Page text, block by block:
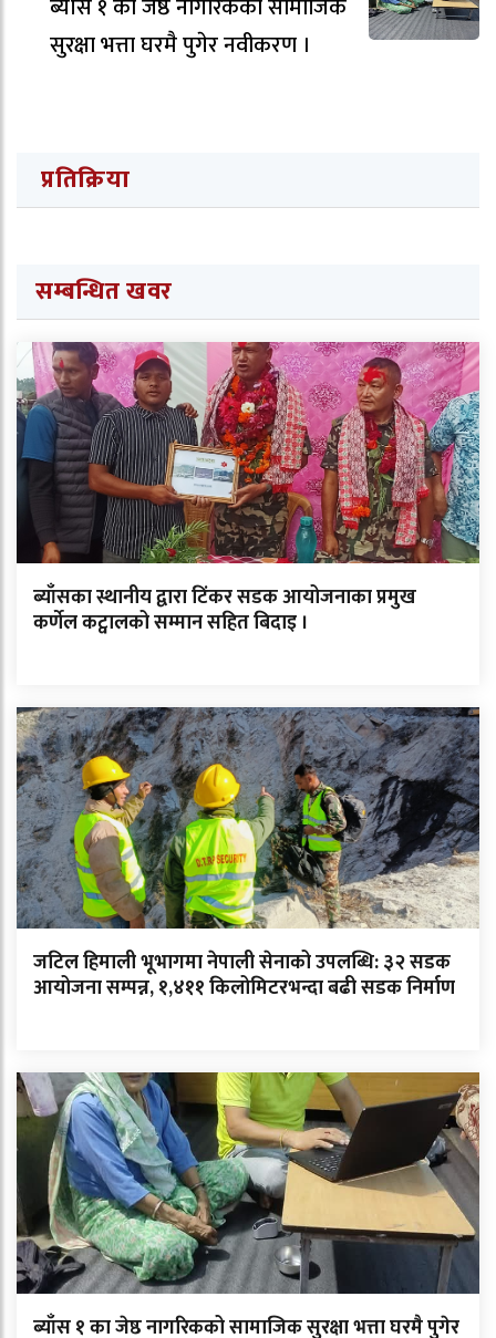
ब्याँस १ का जेष्ठ नागरिकको सामाजिक
सुरक्षा भत्ता घरमै पुगेर नवीकरण ।
प्रतिक्रिया
सम्बन्धित खवर
ब्याँसका स्थानीय द्वारा टिंकर सडक आयोजनाका प्रमुख
कर्णेल कट्वालको सम्मान सहित बिदाइ ।
जटिल हिमाली भूभागमा नेपाली सेनाको उपलब्धि: ३२ सडक
आयोजना सम्पन्न, १,४११ किलोमिटरभन्दा बढी सडक निर्माण
ब्याँस १ का जेष्ठ नागरिकको सामाजिक सुरक्षा भत्ता घरमै पुगेर